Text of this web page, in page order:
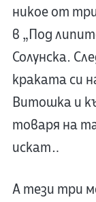
никое от
в „Под
Солунска.
краката си
Витошка и
товаря на
искат…
А тези три